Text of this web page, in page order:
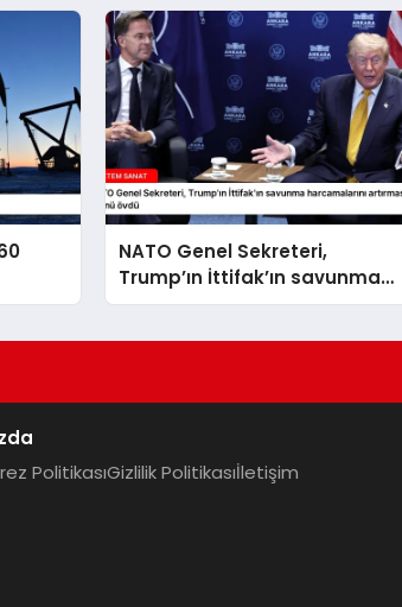
NATO Genel Sekreteri,
Trump’ın İttifak’ın savunma
harcamalarını artırmasındaki
PolitikasıGizlilik Politikasıİletişim